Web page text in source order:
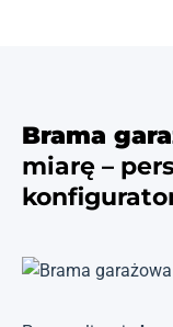
Brama
miarę –